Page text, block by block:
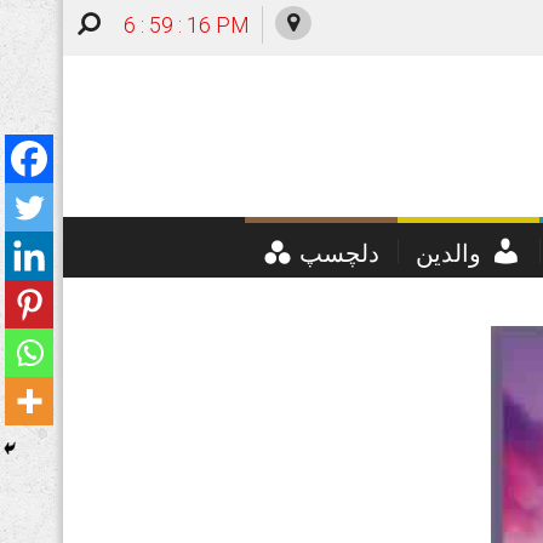
6 : 59 : 17 PM
والدین دلچسپ